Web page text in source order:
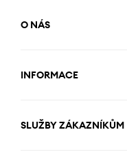
O NÁS
INFORMACE
SLUŽBY ZÁKAZNÍKŮM